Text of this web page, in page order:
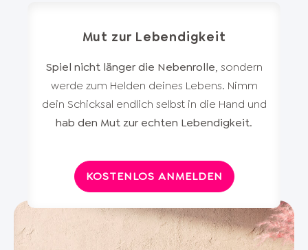
Mut zur Lebendigkeit
Spiel nicht länger die Nebenrolle, sondern
werde zum Helden deines Lebens. Nimm
dein Schicksal endlich selbst in die Hand und
hab den Mut zur echten Lebendigkeit.
KOSTENLOS ANMELDEN